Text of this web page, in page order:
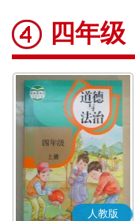
四年级
人教版